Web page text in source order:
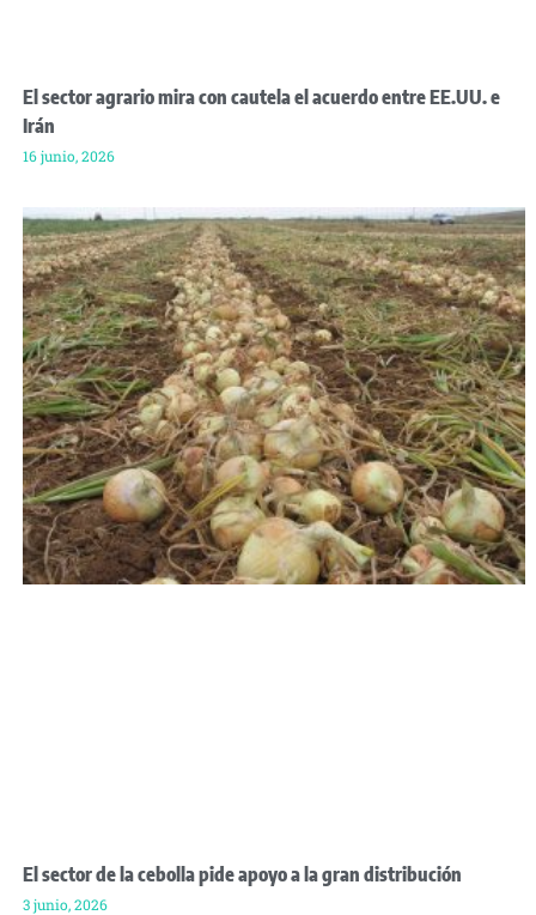
El sector agrario mira con cautela el acuerdo entre EE.UU. e
Irán
16 junio, 2026
El sector de la cebolla pide apoyo a la gran distribución
3 junio, 2026